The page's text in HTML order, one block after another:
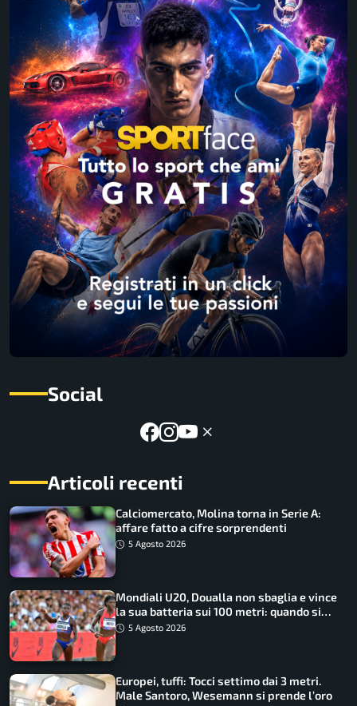
Social
Articoli recenti
Calciomercato, Molina torna in Serie A:
affare fatto a cifre sorprendenti
5 Agosto 2026
Mondiali U20, Doualla non sbaglia e vince
la sua batteria sui 100 metri: quando si
disputano le finali
5 Agosto 2026
Europei, tuffi: Tocci settimo dai 3 metri.
Male Santoro, Wesemann si prende l’oro